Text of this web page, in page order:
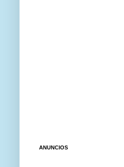
ANUNCIOS